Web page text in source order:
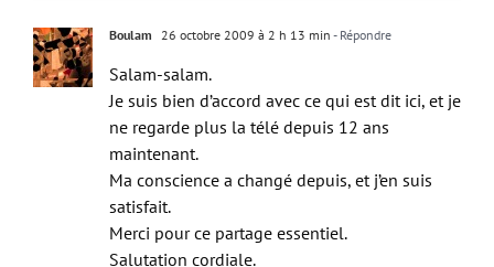
Salam-salam.
Je suis bien d’accord avec ce qui est dit ici, et je
ne regarde plus la télé depuis 12 ans
maintenant.
Ma conscience a changé depuis, et j’en suis
satisfait.
Merci pour ce partage essentiel.